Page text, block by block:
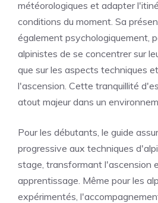
météorologiques et adapter
conditions du moment. Sa
également psychologiquement,
alpinistes de se concentrer sur
que sur les aspects techniques
l'ascension. Cette tranquillité
atout majeur dans un
Pour les débutants, le guide
progressive aux techniques
stage, transformant l'ascension
apprentissage. Même pour les
expérimentés,